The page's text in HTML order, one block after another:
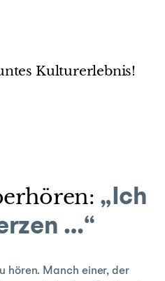
Kulturerlebnis!
„Ich
…“
hören. Manch einer, der